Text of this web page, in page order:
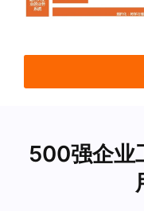
500强企业